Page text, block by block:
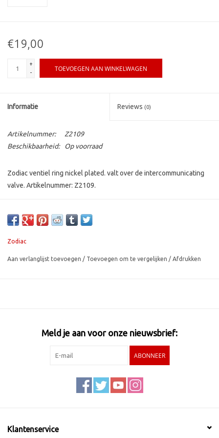
€19,00
+
-
TOEVOEGEN AAN WINKELWAGEN
Informatie Reviews (0)
Artikelnummer:
Z2109
Beschikbaarheid:
Op voorraad
Zodiac ventiel ring nickel plated. valt over de intercommunicating
valve. Artikelnummer: Z2109.
Zodiac
Aan verlanglijst toevoegen / Toevoegen om te vergelijken / Afdrukken
Meld je aan voor onze nieuwsbrief:
ABONNEER
Klantenservice